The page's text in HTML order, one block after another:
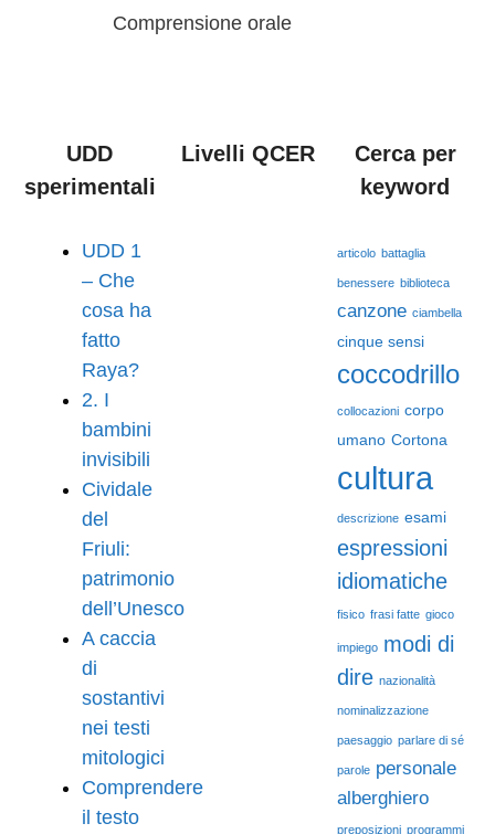
Comprensione orale
UDD
sperimentali
UDD 1
– Che
cosa ha
fatto
Raya?
2. I
bambini
invisibili
Cividale
del
Friuli:
patrimonio
dell’Unesco
A caccia
di
sostantivi
nei testi
mitologici
Comprendere
il testo
Livelli QCER
Cerca per
keyword
articolo battaglia
benessere biblioteca
canzone ciambella
cinque sensi
coccodrillo
collocazioni corpo
umano Cortona
cultura
descrizione esami
espressioni
idiomatiche
fisico frasi fatte gioco
impiego modi di
dire nazionalità
nominalizzazione
paesaggio parlare di sé
parole personale
alberghiero
preposizioni programmi